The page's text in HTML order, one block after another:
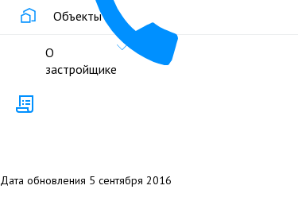
Объекты
О
застройщике
Дата обновления 5 сентября 2016